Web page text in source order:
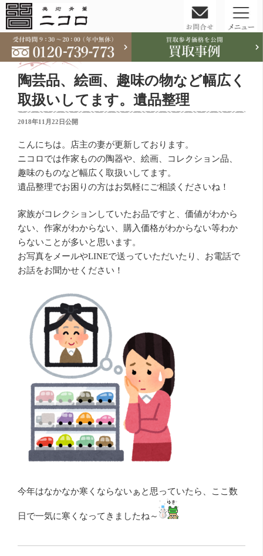
陶芸品、絵画、趣味の物など幅広く
取扱いしてます。遺品整理
投
日:
2018年11月22日公開
こんにちは。店主の妻が更新しております。
ニコロでは作家ものの陶器や、絵画、コレクション品、
趣味のものなど幅広く取扱いしてます。
遺品整理でお困りの方はお気軽にご相談くださいね！
家族がコレクションしていたお品ですと、価値がわから
ない、作家がわからない、購入価格がわからない等わか
らないことが多いと思います。
お写真をメールやLINEで送っていただいたり、お電話で
お話をお聞かせください！
今年はなかなか寒くならないぁと思っていたら、ここ数
日で一気に寒くなってきましたね～